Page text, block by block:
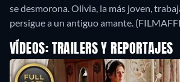
se desmorona. Olivia, la más joven,
persigue a un antiguo amante.
VÍDEOS: TRAILERS Y REPORTAJES